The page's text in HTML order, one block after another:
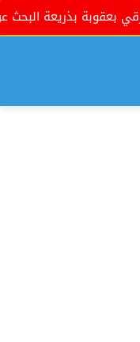
بذريعة البحث عن